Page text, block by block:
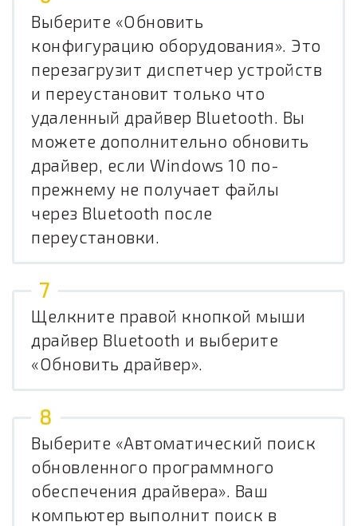
Выберите «Обновить
конфигурацию оборудования». Это
перезагрузит диспетчер устройств
и переустановит только что
удаленный драйвер Bluetooth. Вы
можете дополнительно обновить
драйвер, если Windows 10 по-
прежнему не получает файлы
через Bluetooth после
переустановки.
Щелкните правой кнопкой мыши
драйвер Bluetooth и выберите
«Обновить драйвер».
Выберите «Автоматический поиск
обновленного программного
обеспечения драйвера». Ваш
компьютер выполнит поиск в